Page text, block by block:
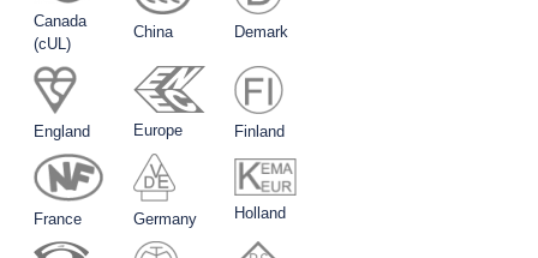
Canada
(cUL)
China Demark
England Europe Finland
France Germany Holland